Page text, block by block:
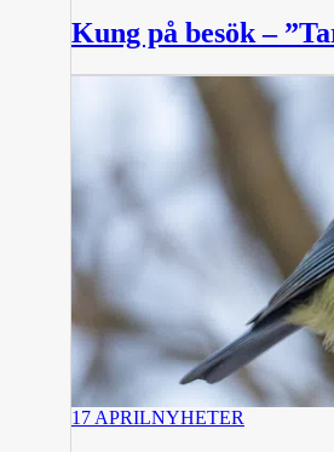
Kung på besök –
17 APRILNYHETER